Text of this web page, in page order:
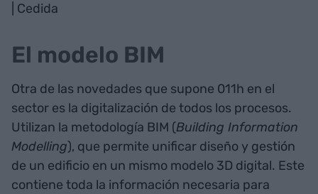
| Cedida
El modelo BIM
Otra de las novedades que supone 011h en el
sector es la digitalización de todos los procesos.
Utilizan la metodología BIM (Building Information
Modelling), que permite unificar diseño y gestión
de un edificio en un mismo modelo 3D digital. Este
contiene toda la información necesaria para